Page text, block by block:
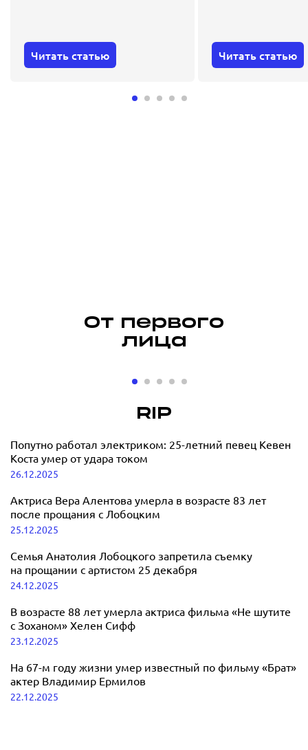
Читать статью Читать статью
От первого
лица
быть больно,
продолжаю
цвести»:
певица
DINARA о музыкальной
карьере, спорте, бизнесе и
материнстве
19.12.2025
RIP
Попутно работал электриком: 25-летний певец Кевен
Коста умер от удара током
26.12.2025
Актриса Вера Алентова умерла в возрасте 83 лет
после прощания с Лобоцким
25.12.2025
Семья Анатолия Лобоцкого запретила съемку
на прощании с артистом 25 декабря
24.12.2025
В возрасте 88 лет умерла актриса фильма «Не шутите
с Зоханом» Хелен Сифф
23.12.2025
На 67-м году жизни умер известный по фильму «Брат»
актер Владимир Ермилов
22.12.2025